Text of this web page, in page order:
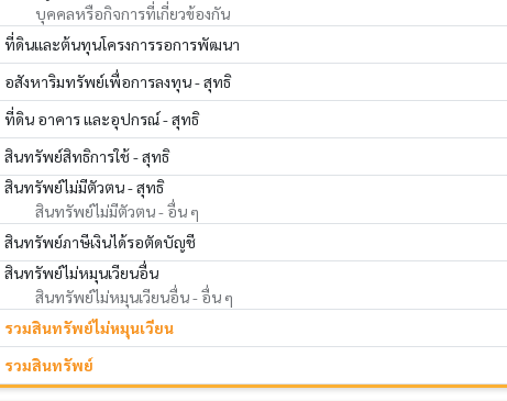
บุคคลหรือกิจการที่เกี่ยวข้องกัน
ที่ดินและต้นทุนโครงการรอการพัฒนา
อสังหาริมทรัพย์เพื่อการลงทุน - สุทธิ
ที่ดิน อาคาร และอุปกรณ์ - สุทธิ
สินทรัพย์สิทธิการใช้ - สุทธิ
สินทรัพย์ไม่มีตัวตน - สุทธิ
สินทรัพย์ไม่มีตัวตน - อื่น ๆ
สินทรัพย์ภาษีเงินได้รอตัดบัญชี
สินทรัพย์ไม่หมุนเวียนอื่น
สินทรัพย์ไม่หมุนเวียนอื่น - อื่น ๆ
รวมสินทรัพย์ไม่หมุนเวียน
รวมสินทรัพย์